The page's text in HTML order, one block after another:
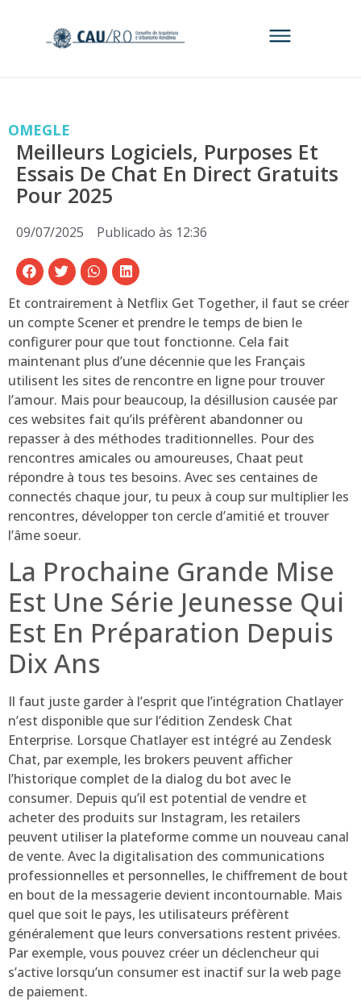
OMEGLE
Meilleurs Logiciels, Purposes Et
Essais De Chat En Direct Gratuits
Pour 2025
09/07/2025 Publicado às 12:36
Et contrairement à Netflix Get Together, il faut se créer
un compte Scener et prendre le temps de bien le
configurer pour que tout fonctionne. Cela fait
maintenant plus d’une décennie que les Français
utilisent les sites de rencontre en ligne pour trouver
l’amour. Mais pour beaucoup, la désillusion causée par
ces websites fait qu’ils préfèrent abandonner ou
repasser à des méthodes traditionnelles. Pour des
rencontres amicales ou amoureuses, Chaat peut
répondre à tous tes besoins. Avec ses centaines de
connectés chaque jour, tu peux à coup sur multiplier les
rencontres, développer ton cercle d’amitié et trouver
l’âme soeur.
La Prochaine Grande Mise
Est Une Série Jeunesse Qui
Est En Préparation Depuis
Dix Ans
Il faut juste garder à l’esprit que l’intégration Chatlayer
n’est disponible que sur l’édition Zendesk Chat
Enterprise. Lorsque Chatlayer est intégré au Zendesk
Chat, par exemple, les brokers peuvent afficher
l’historique complet de la dialog du bot avec le
consumer. Depuis qu’il est potential de vendre et
acheter des produits sur Instagram, les retailers
peuvent utiliser la plateforme comme un nouveau canal
de vente. Avec la digitalisation des communications
professionnelles et personnelles, le chiffrement de bout
en bout de la messagerie devient incontournable. Mais
quel que soit le pays, les utilisateurs préfèrent
généralement que leurs conversations restent privées.
Par exemple, vous pouvez créer un déclencheur qui
s’active lorsqu’un consumer est inactif sur la web page
de paiement.